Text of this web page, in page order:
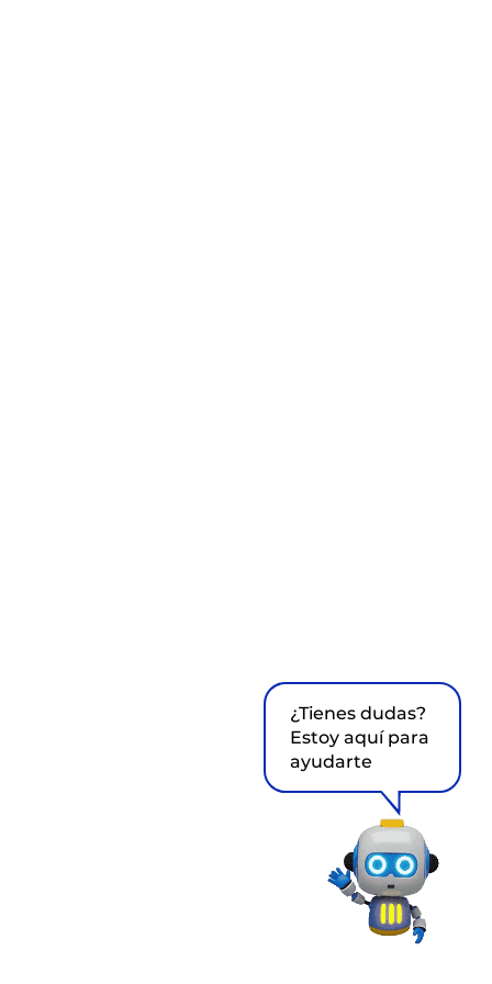
¿Tienes dudas?
Estoy aquí para
ayudarte